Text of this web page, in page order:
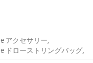
アクセサリー,
ドローストリングバッグ,